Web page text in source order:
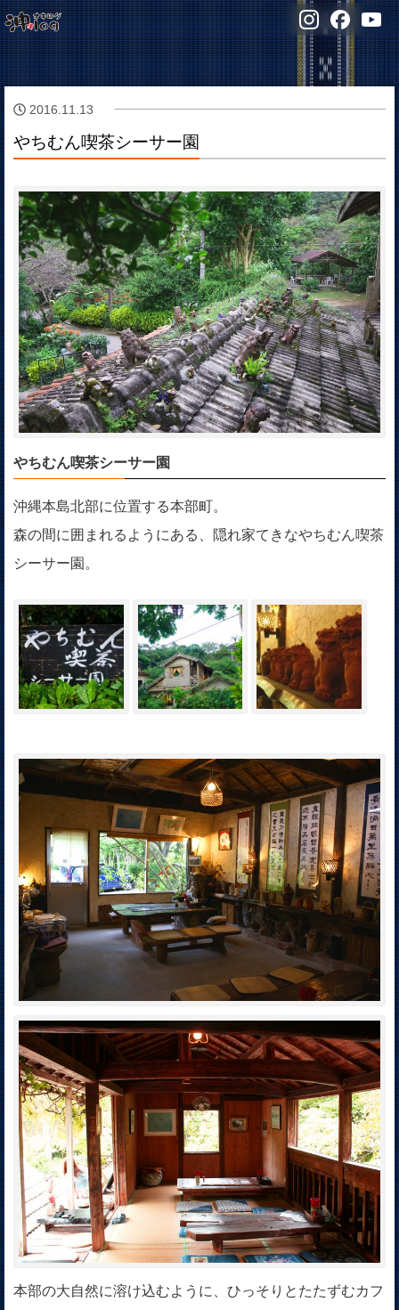
2016.11.13
やちむん喫茶シーサー園
やちむん喫茶シーサー園
沖縄本島北部に位置する本部町。
森の間に囲まれるようにある、隠れ家てきなやちむん喫茶
シーサー園。
本部の大自然に溶け込むように、ひっそりとたたずむカフ